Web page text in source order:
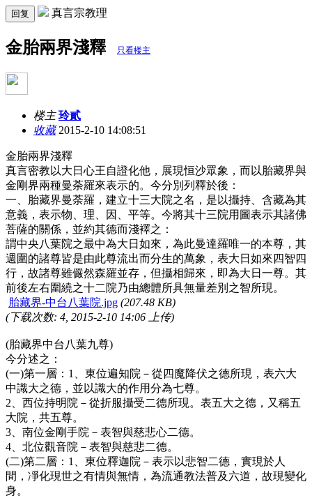
回复 真言宗教理
金胎兩界淺釋 只看楼主
楼主 玲貳
收藏2015-2-10 14:08:51
金胎兩界淺釋
真言密教以大日心王自證化他，展現恒沙眾象，而以胎藏界與
金剛界兩種曼荼羅來表示的。今分別列釋於後：
一、胎藏界曼荼羅，建立十三大院之名，是以攝持、含藏為其
意義，表示物、理、因、平等。今將其十三院用圖表示其諸佛
菩薩的關係，並約其德而淺襗之：
謂中央八葉院之最中為大日如來，為此曼達羅唯一的本尊，其
週圍的諸尊皆是由此尊流出而分生的萬象，表大日如來四智四
行，故諸尊雖儼然森羅並存，但攝相歸來，即為大日一尊。其
前後左右圍繞之十二院乃由總體所具無量差別之智所現。
胎藏界-中台八葉院.jpg (207.48 KB)
(下载次数: 4, 2015-2-10 14:06 上传)
(胎藏界中台八葉九尊)
今分述之：
(一)第一層： 1
、東位遍知院－從四魔降伏之德所現，表六大
中識大之德，並以識大的作用分為七尊。
2 、西位持明院－從折服攝受二德所現。表五大之德，又稱五
大院，共五尊。
3 、南位金剛手院－表智與慈悲心二德。
4 、北位觀音院－表智與慈悲二德。
(二)第二層： 1
、東位釋迦院－表示以悲智二德，實現於人
間，凈化現世之有情與無情，為流通教法普及六道，故現變化
身。